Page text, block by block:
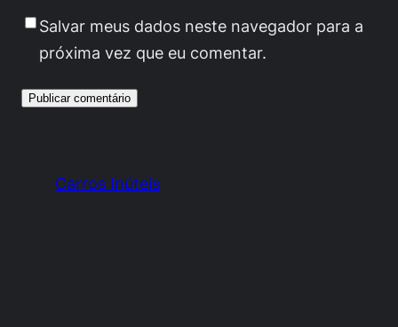
Salvar meus dados neste navegador para a
próxima vez que eu comentar.
Carros Inúteis